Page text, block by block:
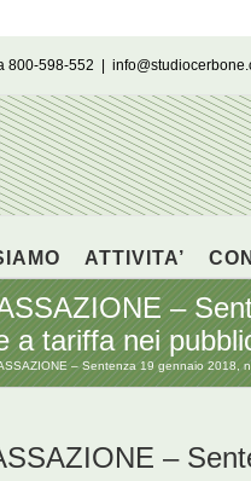
800-598-552
ATTIVITA’
–
a tariffa nei
– Sentenza 19 gennaio 2018,
–